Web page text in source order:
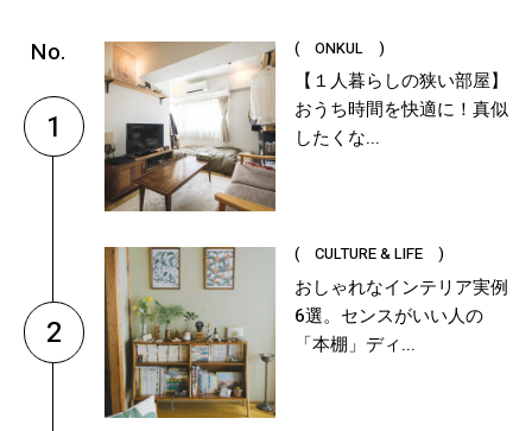
1
( ONKUL )
【１人暮らしの狭い部屋】
おうち時間を快適に！真似
したくな...
2
( CULTURE & LIFE )
おしゃれなインテリア実例
6選。センスがいい人の
「本棚」ディ...